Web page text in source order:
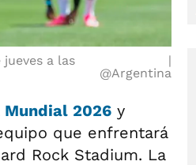
a las
@Argentina
Mundial 2026 y
que enfrentará
Rock Stadium. La